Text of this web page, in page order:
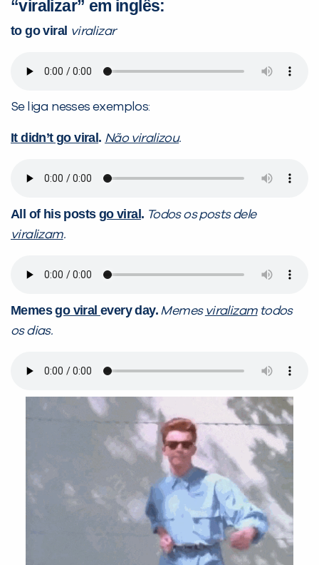
“viralizar” em inglês:
to go viral viralizar
Se liga nesses exemplos:
It didn’t go viral . Não viralizou.
All of his posts go viral . Todos os posts dele
viralizam.
Memesgo viralevery day. Memes viralizamtodos
os dias.